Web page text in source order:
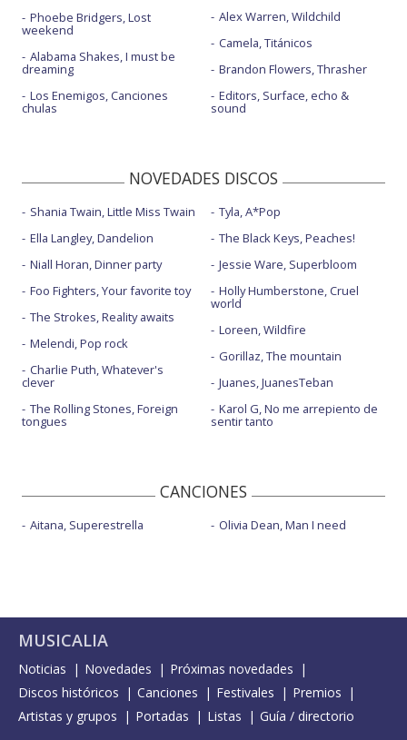
Phoebe Bridgers, Lost
weekend
Alabama Shakes, I must be
dreaming
Los Enemigos, Canciones
chulas
Alex Warren, Wildchild
Camela, Titánicos
Brandon Flowers, Thrasher
Editors, Surface, echo &
sound
NOVEDADES DISCOS
Shania Twain, Little Miss Twain
Ella Langley, Dandelion
Niall Horan, Dinner party
Foo Fighters, Your favorite toy
The Strokes, Reality awaits
Melendi, Pop rock
Charlie Puth, Whatever's
clever
The Rolling Stones, Foreign
tongues
Tyla, A*Pop
The Black Keys, Peaches!
Jessie Ware, Superbloom
Holly Humberstone, Cruel
world
Loreen, Wildfire
Gorillaz, The mountain
Juanes, JuanesTeban
Karol G, No me arrepiento de
sentir tanto
CANCIONES
Aitana, Superestrella Olivia Dean, Man I need
MUSICALIA
Noticias Novedades
Próximas novedades
Discos históricos
Canciones Festivales
Premios
Artistas y grupos
Portadas Listas Guía / directorio